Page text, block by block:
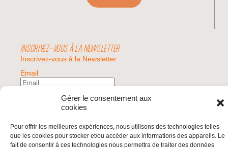
Gérer le consentement aux
cookies
Pour offrir les meilleures expériences, nous utilisons des technologies telles
que les cookies pour stocker et/ou accéder aux informations des appareils. Le
fait de consentir à ces technologies nous permettra de traiter des données
INSCRIVEZ-VOUS À LA NEWSLETTER
Inscrivez-vous à la Newsletter
Email
Valider
© 2026 | BDS France | Boycott Désinvestissement Sanctions, la réponse